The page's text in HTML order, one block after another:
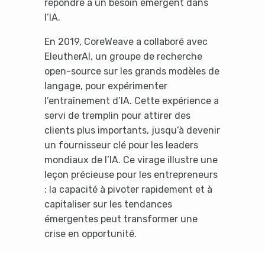
répondre à un besoin émergent dans
l’IA.
En 2019, CoreWeave a collaboré avec
EleutherAI, un groupe de recherche
open-source sur les grands modèles de
langage, pour expérimenter
l’entraînement d’IA. Cette expérience a
servi de tremplin pour attirer des
clients plus importants, jusqu’à devenir
un fournisseur clé pour les leaders
mondiaux de l’IA. Ce virage illustre une
leçon précieuse pour les entrepreneurs
: la capacité à pivoter rapidement et à
capitaliser sur les tendances
émergentes peut transformer une
crise en opportunité.
It looks like you're
using an ad-blocker!